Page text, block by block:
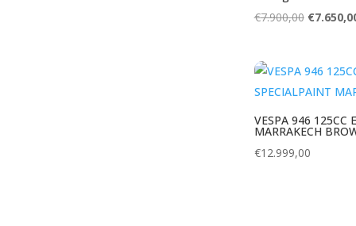
€7.900,00 €
VESPA 946 125CC
MARRAKECH
€12.999,00